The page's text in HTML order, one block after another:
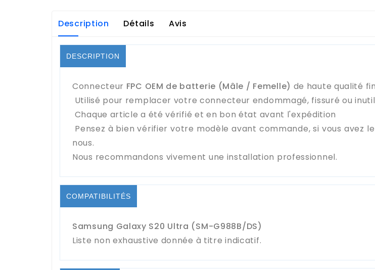
Description Détails Avis
DESCRIPTION
Connecteur FPC OEM de batterie (Mâle / Femelle) de haute qualité
Utilisé pour remplacer votre connecteur endommagé, fissuré ou
Chaque article a été vérifié et en bon état avant l'expédition
Pensez à bien vérifier votre modèle avant commande, si vous
nous.
Nous recommandons vivement une installation professionnel.
COMPATIBILITÉS
Samsung Galaxy S20 Ultra (SM-G988B/DS)
Liste non exhaustive donnée à titre indicatif.